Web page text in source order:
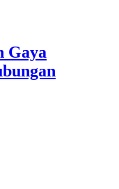
Gaya